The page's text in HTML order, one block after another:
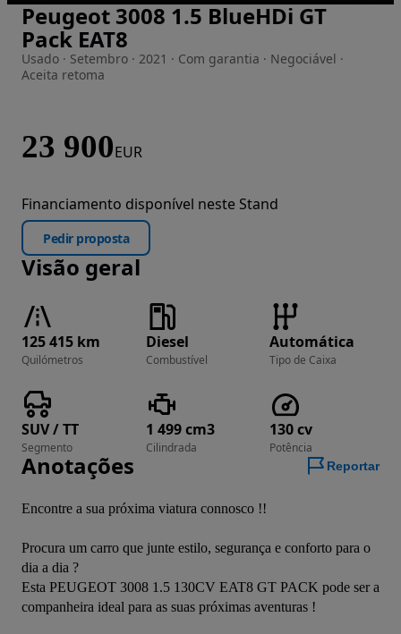
Imagem 1 de 62
Peugeot 3008 1.5 BlueHDi GT
Pack EAT8
Usado · Setembro · 2021 · Com garantia · Negociável ·
Aceita retoma
23 900EUR
Financiamento disponível neste Stand
Pedir proposta
Visão geral
125 415 km
Quilómetros
Diesel
Combustível
Automática
Tipo de Caixa
SUV / TT
Segmento
1 499 cm3
Cilindrada
130 cv
Potência
Anotações Reportar
Encontre a sua próxima viatura connosco !!
Procura um carro que junte estilo, segurança e conforto para o
dia a dia ?
Esta PEUGEOT 3008 1.5 130CV EAT8 GT PACK pode ser a
companheira ideal para as suas próximas aventuras !